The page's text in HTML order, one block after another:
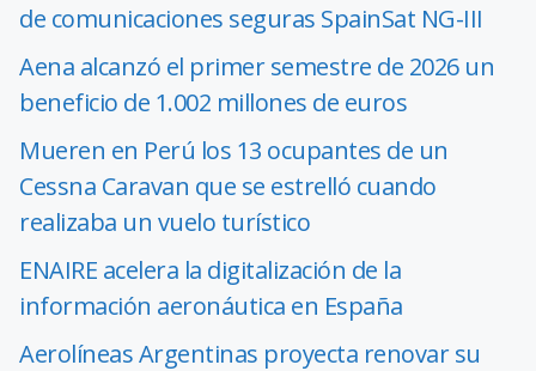
de comunicaciones seguras SpainSat NG-III
Aena alcanzó el primer semestre de 2026 un
beneficio de 1.002 millones de euros
Mueren en Perú los 13 ocupantes de un
Cessna Caravan que se estrelló cuando
realizaba un vuelo turístico
ENAIRE acelera la digitalización de la
información aeronáutica en España
Aerolíneas Argentinas proyecta renovar su